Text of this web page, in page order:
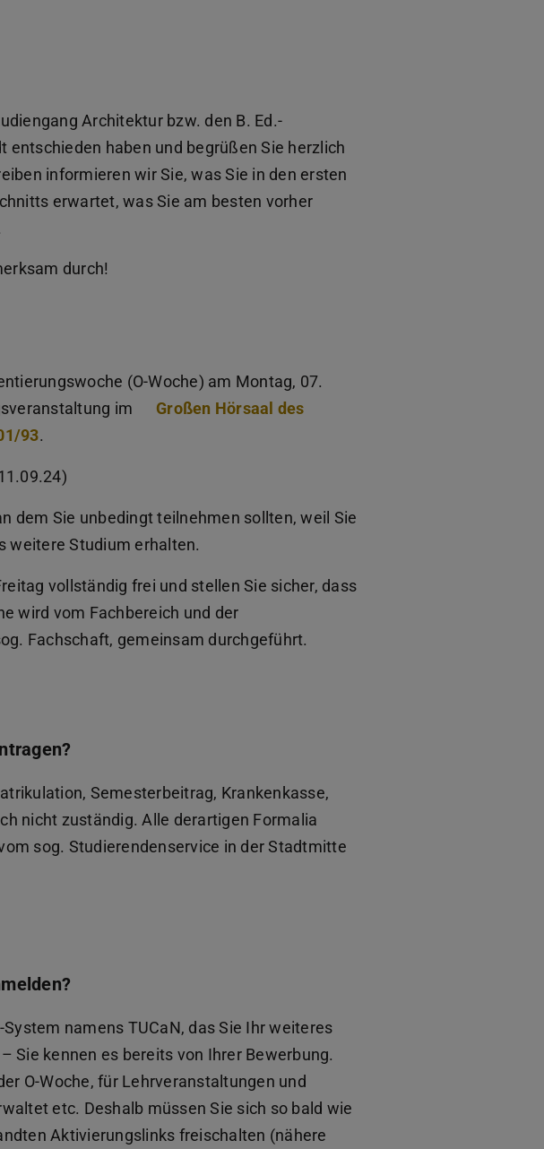
Architektur bzw. den B. Ed.-
entschieden haben und begrüßen Sie herzlich
informieren wir Sie, was Sie in den ersten
erwartet, was Sie am besten vorher
durch!
(O-Woche) am Montag, 07.
im
Großen Hörsaal des
93(PDF-Datei)
(wird in neuem Tab geöffnet)
.
dem Sie unbedingt teilnehmen sollten, weil Sie
weitere Studium erhalten.
vollständig frei und stellen Sie sicher, dass
wird vom Fachbereich und der
Fachschaft, gemeinsam durchgeführt.
Semesterbeitrag, Krankenkasse,
nicht zuständig. Alle derartigen Formalia
sog. Studierendenservice in der Stadtmitte
namens TUCaN, das Sie Ihr weiteres
Sie kennen es bereits von Ihrer Bewerbung.
O-Woche, für Lehrveranstaltungen und
etc. Deshalb müssen Sie sich so bald wie
Aktivierungslinks freischalten (nähere